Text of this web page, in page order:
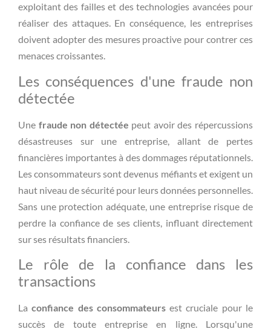
exploitant des failles et des technologies avancées pour
réaliser des attaques. En conséquence, les entreprises
doivent adopter des mesures proactive pour contrer ces
menaces croissantes.
Les conséquences d'une fraude non
détectée
Une fraude non détectée peut avoir des répercussions
désastreuses sur une entreprise, allant de pertes
financières importantes à des dommages réputationnels.
Les consommateurs sont devenus méfiants et exigent un
haut niveau de sécurité pour leurs données personnelles.
Sans une protection adéquate, une entreprise risque de
perdre la confiance de ses clients, influant directement
sur ses résultats financiers.
Le rôle de la confiance dans les
transactions
Laconfiance des consommateursest cruciale pour le
succès de toute entreprise en ligne. Lorsqu'une